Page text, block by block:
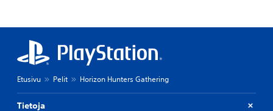
Etusivu Pelit Horizon Hunters Gathering
Tietoja